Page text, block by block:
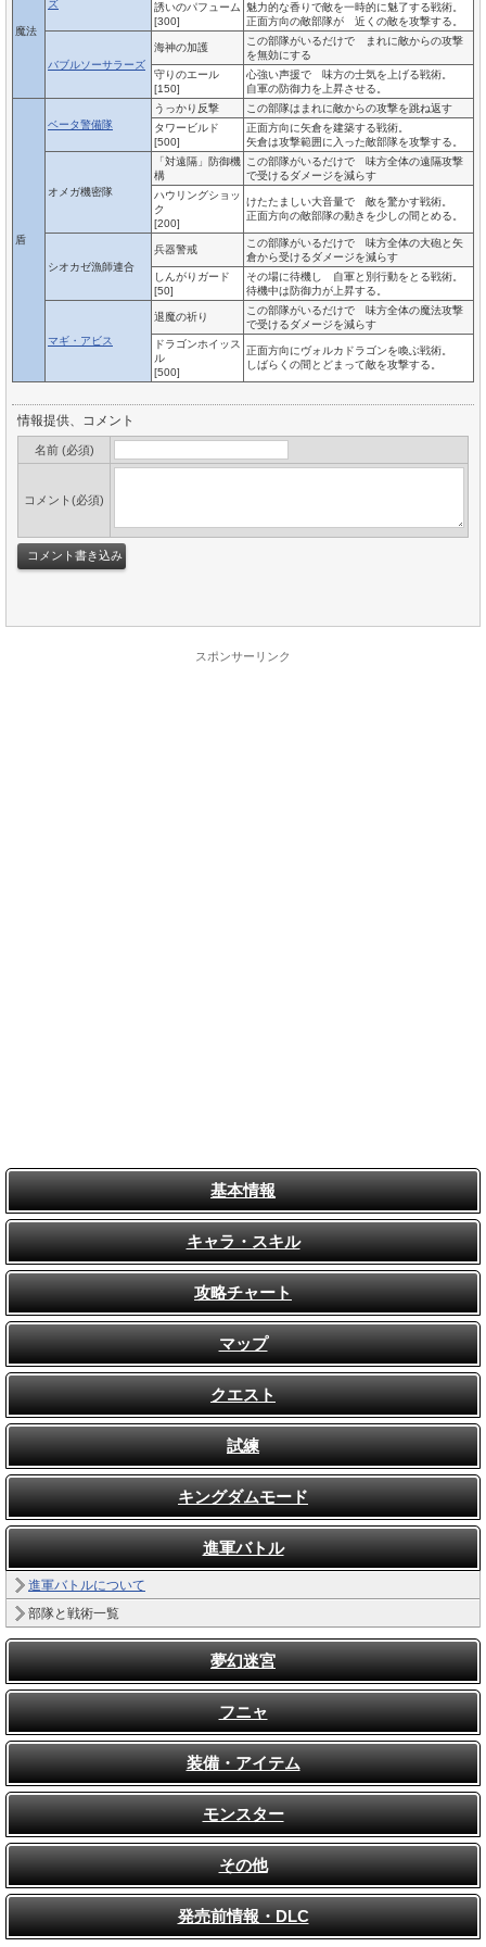
魔法
ズ
誘いのパフューム
[300]
魅力的な香りで敵を一時的に魅了する戦術。
正面方向の敵部隊が 近くの敵を攻撃する。
バブルソーサラーズ
海神の加護
この部隊がいるだけで まれに敵からの攻撃
を無効にする
守りのエール
[150]
心強い声援で 味方の士気を上げる戦術。
自軍の防御力を上昇させる。
盾
ベータ警備隊
うっかり反撃
この部隊はまれに敵からの攻撃を跳ね返す
タワービルド
[500]
正面方向に矢倉を建築する戦術。
矢倉は攻撃範囲に入った敵部隊を攻撃する。
オメガ機密隊
「対遠隔」防御機
構
この部隊がいるだけで 味方全体の遠隔攻撃
で受けるダメージを減らす
ハウリングショッ
ク
[200]
けたたましい大音量で 敵を驚かす戦術。
正面方向の敵部隊の動きを少しの間とめる。
シオカゼ漁師連合
兵器警戒
この部隊がいるだけで 味方全体の大砲と矢
倉から受けるダメージを減らす
しんがりガード
[50]
その場に待機し 自軍と別行動をとる戦術。
待機中は防御力が上昇する。
マギ・アビス
退魔の祈り
この部隊がいるだけで 味方全体の魔法攻撃
で受けるダメージを減らす
ドラゴンホイッス
ル
[500]
正面方向にヴォルカドラゴンを喚ぶ戦術。
しばらくの間とどまって敵を攻撃する。
情報提供、コメント
名前 (必須)
コメント(必須)
スポンサーリンク
基本情報
キャラ・スキル
攻略チャート
マップ
クエスト
試練
キングダムモード
進軍バトル
進軍バトルについて
部隊と戦術一覧
夢幻迷宮
フニャ
装備・アイテム
モンスター
その他
発売前情報・DLC